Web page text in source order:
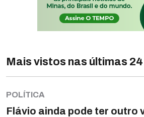
Mais vistos nas últimas
POLÍTICA
Flávio ainda pode ter outro